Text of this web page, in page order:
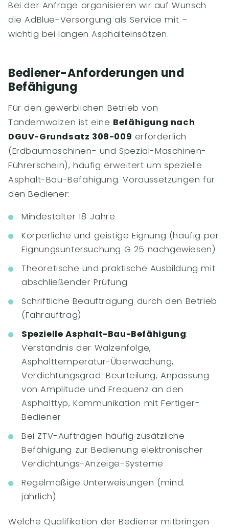
Bei der Anfrage organisieren wir auf Wunsch
die AdBlue-Versorgung als Service mit –
wichtig bei langen Asphalteinsätzen.
Bediener-Anforderungen und
Befähigung
Für den gewerblichen Betrieb von
Tandemwalzen ist eine Befähigung nach
DGUV-Grundsatz 308-009 erforderlich
(Erdbaumaschinen- und Spezial-Maschinen-
Führerschein), häufig erweitert um spezielle
Asphalt-Bau-Befähigung. Voraussetzungen für
den Bediener:
Mindestalter 18 Jahre
Körperliche und geistige Eignung (häufig per
Eignungsuntersuchung G 25 nachgewiesen)
Theoretische und praktische Ausbildung mit
abschließender Prüfung
Schriftliche Beauftragung durch den Betrieb
(Fahrauftrag)
Spezielle Asphalt-Bau-Befähigung:
Verständnis der Walzenfolge,
Asphalttemperatur-Überwachung,
Verdichtungsgrad-Beurteilung, Anpassung
von Amplitude und Frequenz an den
Asphalttyp, Kommunikation mit Fertiger-
Bediener
Bei ZTV-Aufträgen häufig zusätzliche
Befähigung zur Bedienung elektronischer
Verdichtungs-Anzeige-Systeme
Regelmäßige Unterweisungen (mind.
jährlich)
Welche Qualifikation der Bediener mitbringen